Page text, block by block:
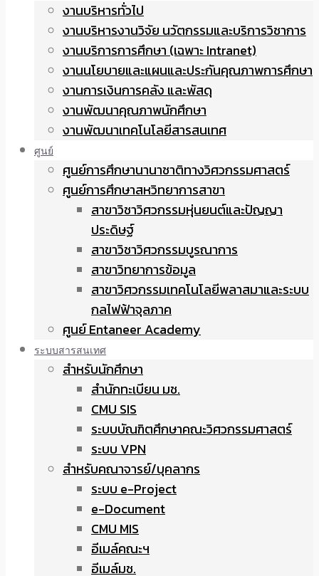
งานบริหารทั่วไป
งานบริหารงานวิจัย นวัตกรรมและบริการวิชาการ
งานบริการการศึกษา (เฉพาะ Intranet)
งานนโยบายและแผนและประกันคุณภาพการศึกษา
งานการเงินการคลัง และพัสดุ
งานพัฒนาคุณภาพนักศึกษา
งานพัฒนาเทคโนโลยีสารสนเทศ
ศูนย์
ศูนย์การศึกษานานาชาติทางวิศวกรรมศาสตร์
ศูนย์การศึกษาสหวิทยาการสาขา
สาขาวิชาวิศวกรรมหุ่นยนต์และปัญญา
ประดิษฐ์
สาขาวิชาวิศวกรรมบูรณาการ
สาขาวิทยาการข้อมูล
สาขาวิศวกรรมเทคโนโลยีพลาสมาและระบบ
กลไฟฟ้าจุลภาค
ศูนย์ Entaneer Academy
ระบบสารสนเทศ
สำหรับนักศึกษา
สำนักทะเบียน มช.
CMU SIS
ระบบบัณฑิตศึกษาคณะวิศวกรรมศาสตร์
ระบบ VPN
สำหรับคณาจารย์/บุคลากร
ระบบ e-Project
e-Document
CMU MIS
อีเมล์คณะฯ
อีเมล์มช.